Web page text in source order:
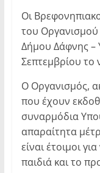
Οι
του Οργανισμού
Δήμου Δάφνης –
Σεπτεμβρίου το
Ο Οργανισμός,
που έχουν
συναρμόδια
απαραίτητα
είναι έτοιμοι
παιδιά και το